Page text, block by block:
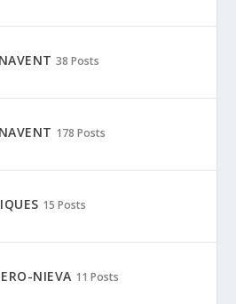
38 Posts
178 Posts
15 Posts
NIEVA 11 Posts